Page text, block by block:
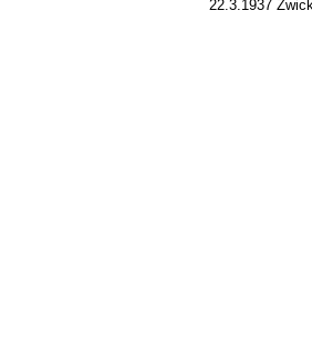
22.3.1937